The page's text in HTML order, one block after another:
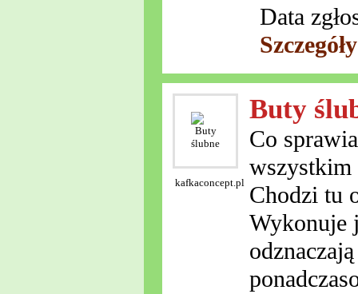
Data
kafkaconcept.pl
Buty
Co
wszystkim
Chodzi tu
Wykonuje